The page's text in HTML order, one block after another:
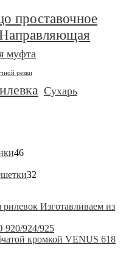
проставочное
муфта
резки
Сухарь
4646
32
Изготавливаем из
920/924/925
кромкой VENUS 618